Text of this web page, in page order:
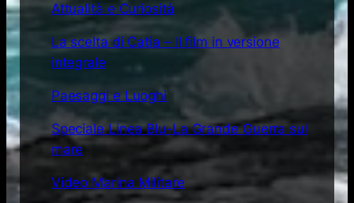
Attualità e Curiosità
La scelta di Catia – Il film in versione
integrale
Paesaggi e Luoghi
Speciale Linea Blu-La Grande Guerra sul
mare
Video Marina Militare